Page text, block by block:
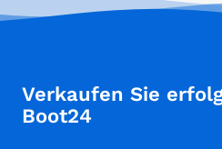
Verkaufen Sie
Boot24